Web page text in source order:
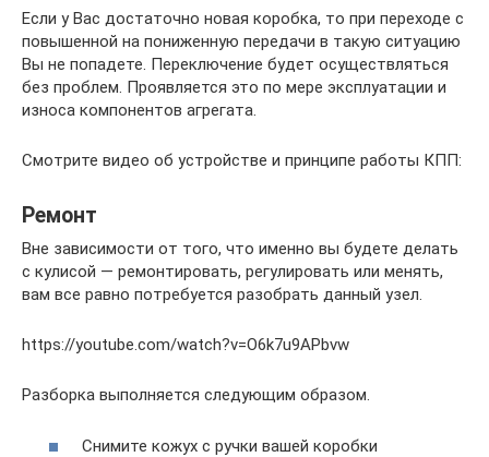
Если у Вас достаточно новая коробка, то при переходе с
повышенной на пониженную передачи в такую ситуацию
Вы не попадете. Переключение будет осуществляться
без проблем. Проявляется это по мере эксплуатации и
износа компонентов агрегата.
Смотрите видео об устройстве и принципе работы КПП:
Ремонт
Вне зависимости от того, что именно вы будете делать
с кулисой — ремонтировать, регулировать или менять,
вам все равно потребуется разобрать данный узел.
https://youtube.com/watch?v=O6k7u9APbvw
Разборка выполняется следующим образом.
Снимите кожух с ручки вашей коробки